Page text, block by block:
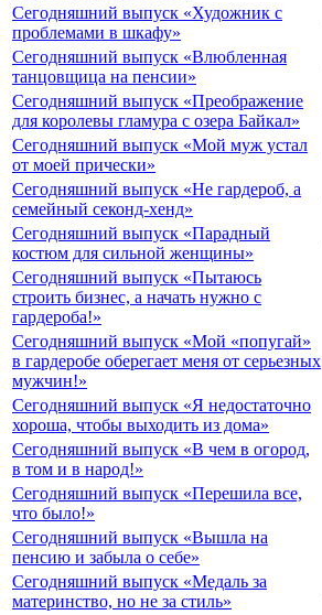
Сегодняшний выпуск «Художник с
проблемами в шкафу»
Сегодняшний выпуск «Влюбленная
танцовщица на пенсии»
Сегодняшний выпуск «Преображение
для королевы гламура с озера Байкал»
Сегодняшний выпуск «Мой муж устал
от моей прически»
Сегодняшний выпуск «Не гардероб, а
семейный секонд-хенд»
Сегодняшний выпуск «Парадный
костюм для сильной женщины»
Сегодняшний выпуск «Пытаюсь
строить бизнес, а начать нужно с
гардероба!»
Сегодняшний выпуск «Мой «попугай»
в гардеробе оберегает меня от серьезных
мужчин!»
Сегодняшний выпуск «Я недостаточно
хороша, чтобы выходить из дома»
Сегодняшний выпуск «В чем в огород,
в том и в народ!»
Сегодняшний выпуск «Перешила все,
что было!»
Сегодняшний выпуск «Вышла на
пенсию и забыла о себе»
Сегодняшний выпуск «Медаль за
материнство, но не за стиль»